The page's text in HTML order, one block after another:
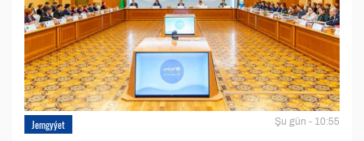
Jemgyýet Şu gün - 10:55